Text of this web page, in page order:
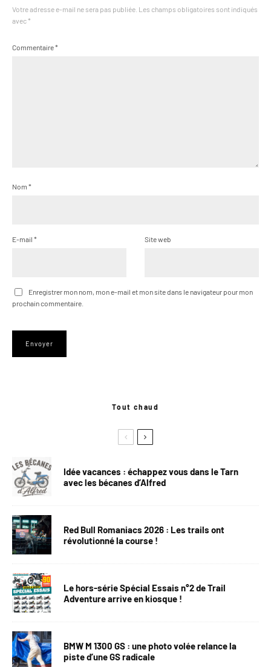
Votre adresse e-mail ne sera pas publiée. Les champs obligatoires sont indiqués
avec *
Commentaire*
Nom *
E-mail * Site web
Enregistrer mon nom, mon e-mail et mon site dans le navigateur pour mon
prochain commentaire.
Tout chaud
Idée vacances : échappez vous dans le Tarn
avec les bécanes d’Alfred
Red Bull Romaniacs 2026 : Les trails ont
révolutionné la course !
Le hors-série Spécial Essais n°2 de Trail
Adventure arrive en kiosque !
BMW M 1300 GS : une photo volée relance la
piste d’une GS radicale